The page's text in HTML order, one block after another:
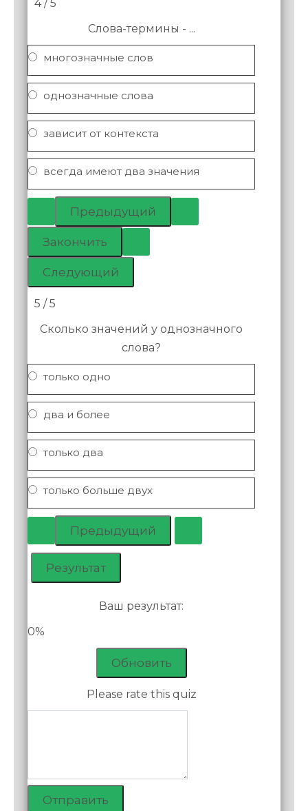
4 / 5
Слова-термины - ...
многозначные слов
однозначные слова
зависит от контекста
всегда имеют два значения
5 / 5
Сколько значений у однозначного
слова?
только одно
два и более
только два
только больше двух
Ваш результат:
0%
Обновить
Please rate this quiz
Отправить